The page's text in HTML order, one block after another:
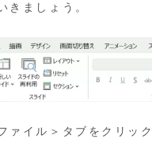
きましょう。
ァイル＞タブをクリッ